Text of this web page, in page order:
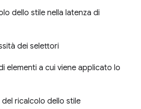
dello stile nella latenza di
dei selettori
elementi a cui viene applicato lo
ricalcolo dello stile